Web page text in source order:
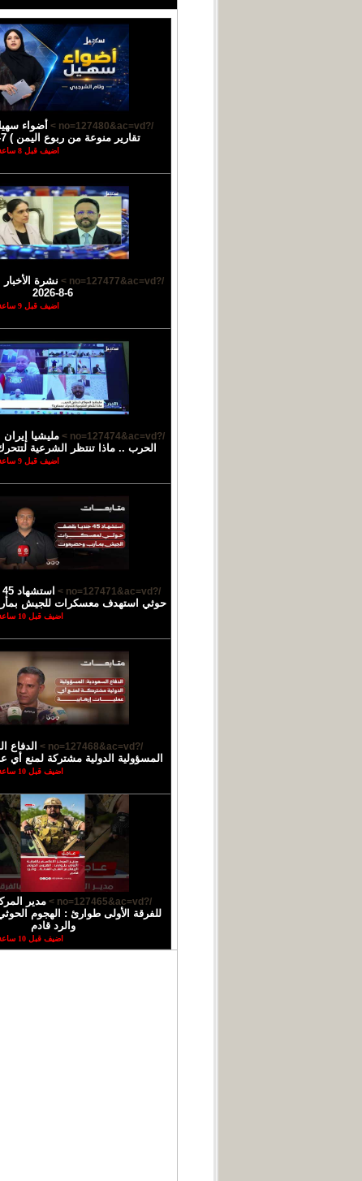
/?no=127480&ac=vd >
أضواء
تقارير منوعة من ربوع اليمن ) 7-8-2026
اضيف قبل 8 ساعة
/?no=127477&ac=vd >
نشرة
6-8-2026
اضيف قبل 9 ساعة
/?no=127474&ac=vd >
مليشيا
الحرب .. ماذا تنتظر الشرعية
اضيف قبل 9 ساعة
/?no=127471&ac=vd >
حوثي استهدف معسكرات للجيش
اضيف قبل 10 ساعة
/?no=127468&ac=vd >
الدفاع
المسؤولية الدولية مشتركة لمنع أي
اضيف قبل 10 ساعة
/?no=127465&ac=vd >
مدير
للفرقة الأولى طوارئ : الهجوم
والرد قادم
اضيف قبل 10 ساعة